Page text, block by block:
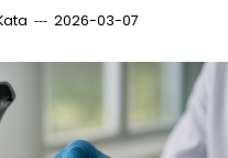
2026-03-07